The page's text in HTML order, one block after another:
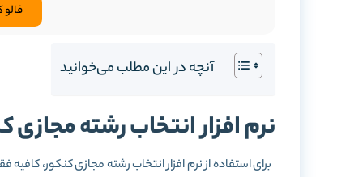
آنچه در این مطلب می‌خوانید
نرم افزار انتخاب رشته مجازی
برای استفاده از نرم افزار انتخاب رشته مجازی کنکور،